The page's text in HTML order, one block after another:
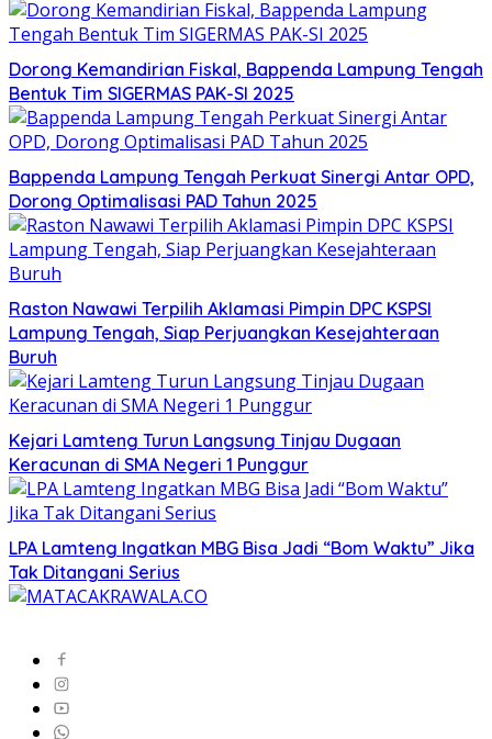
Dorong Kemandirian Fiskal, Bappenda Lampung Tengah
Bentuk Tim SIGERMAS PAK-SI 2025
Bappenda Lampung Tengah Perkuat Sinergi Antar OPD,
Dorong Optimalisasi PAD Tahun 2025
Raston Nawawi Terpilih Aklamasi Pimpin DPC KSPSI
Lampung Tengah, Siap Perjuangkan Kesejahteraan
Buruh
Kejari Lamteng Turun Langsung Tinjau Dugaan
Keracunan di SMA Negeri 1 Punggur
LPA Lamteng Ingatkan MBG Bisa Jadi “Bom Waktu” Jika
Tak Ditangani Serius